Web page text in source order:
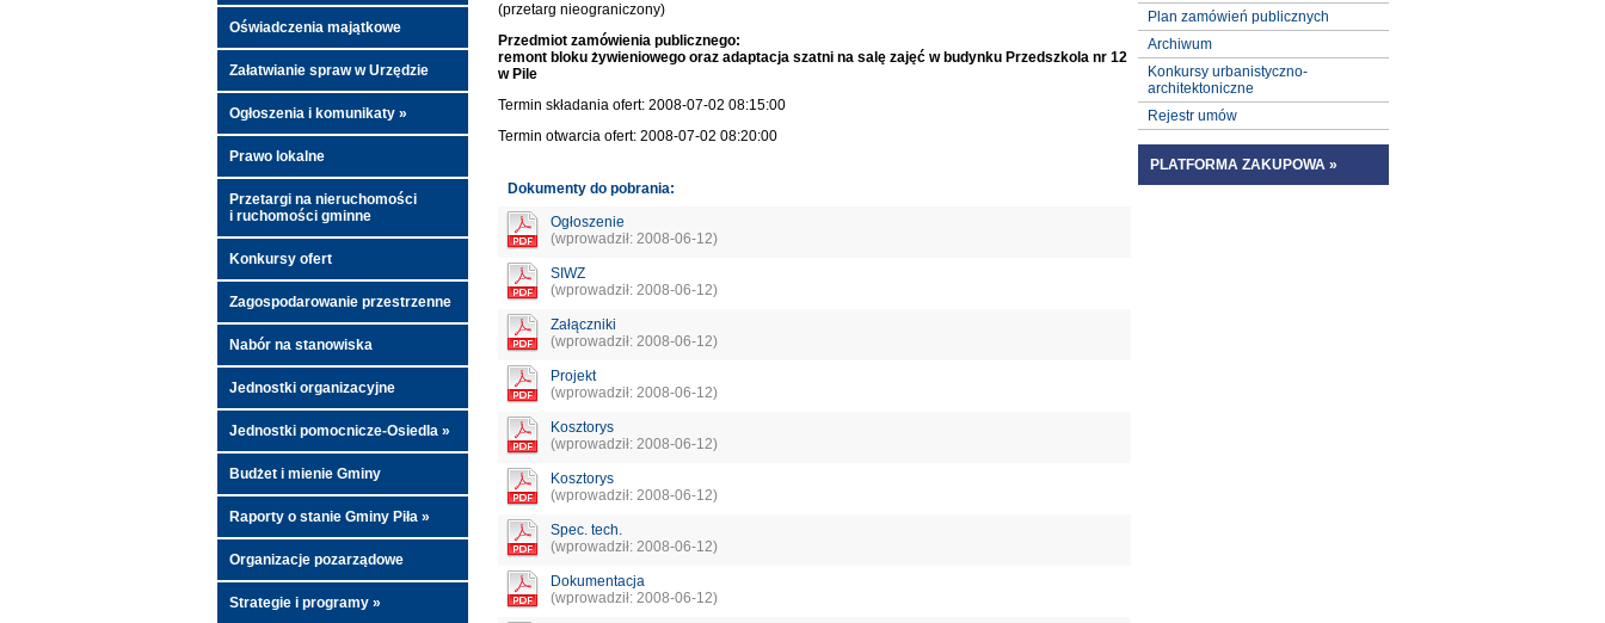
Oświadczenia majątkowe
Załatwianie spraw w Urzędzie
Ogłoszenia i komunikaty »
Prawo lokalne
Przetargi na nieruchomości
i ruchomości gminne
Konkursy ofert
Zagospodarowanie przestrzenne
Nabór na stanowiska
Jednostki organizacyjne
Jednostki pomocnicze-Osiedla »
Budżet i mienie Gminy
Raporty o stanie Gminy Piła »
Organizacje pozarządowe
Strategie i programy »
(przetarg nieograniczony)
Przedmiot zamówienia publicznego:
remont bloku żywieniowego oraz adaptacja szatni na salę zajęć w budynku Przedszkola nr 12
w Pile
Termin składania ofert: 2008-07-02 08:15:00
Termin otwarcia ofert: 2008-07-02 08:20:00
Dokumenty do pobrania:
Ogłoszenie
(wprowadził: 2008-06-12)
SIWZ
(wprowadził: 2008-06-12)
Załączniki
(wprowadził: 2008-06-12)
Projekt
(wprowadził: 2008-06-12)
Kosztorys
(wprowadził: 2008-06-12)
Kosztorys
(wprowadził: 2008-06-12)
Spec. tech.
(wprowadził: 2008-06-12)
Dokumentacja
(wprowadził: 2008-06-12)
Plan zamówień publicznych
Archiwum
Konkursy urbanistyczno-
architektoniczne
Rejestr umów
PLATFORMA ZAKUPOWA »